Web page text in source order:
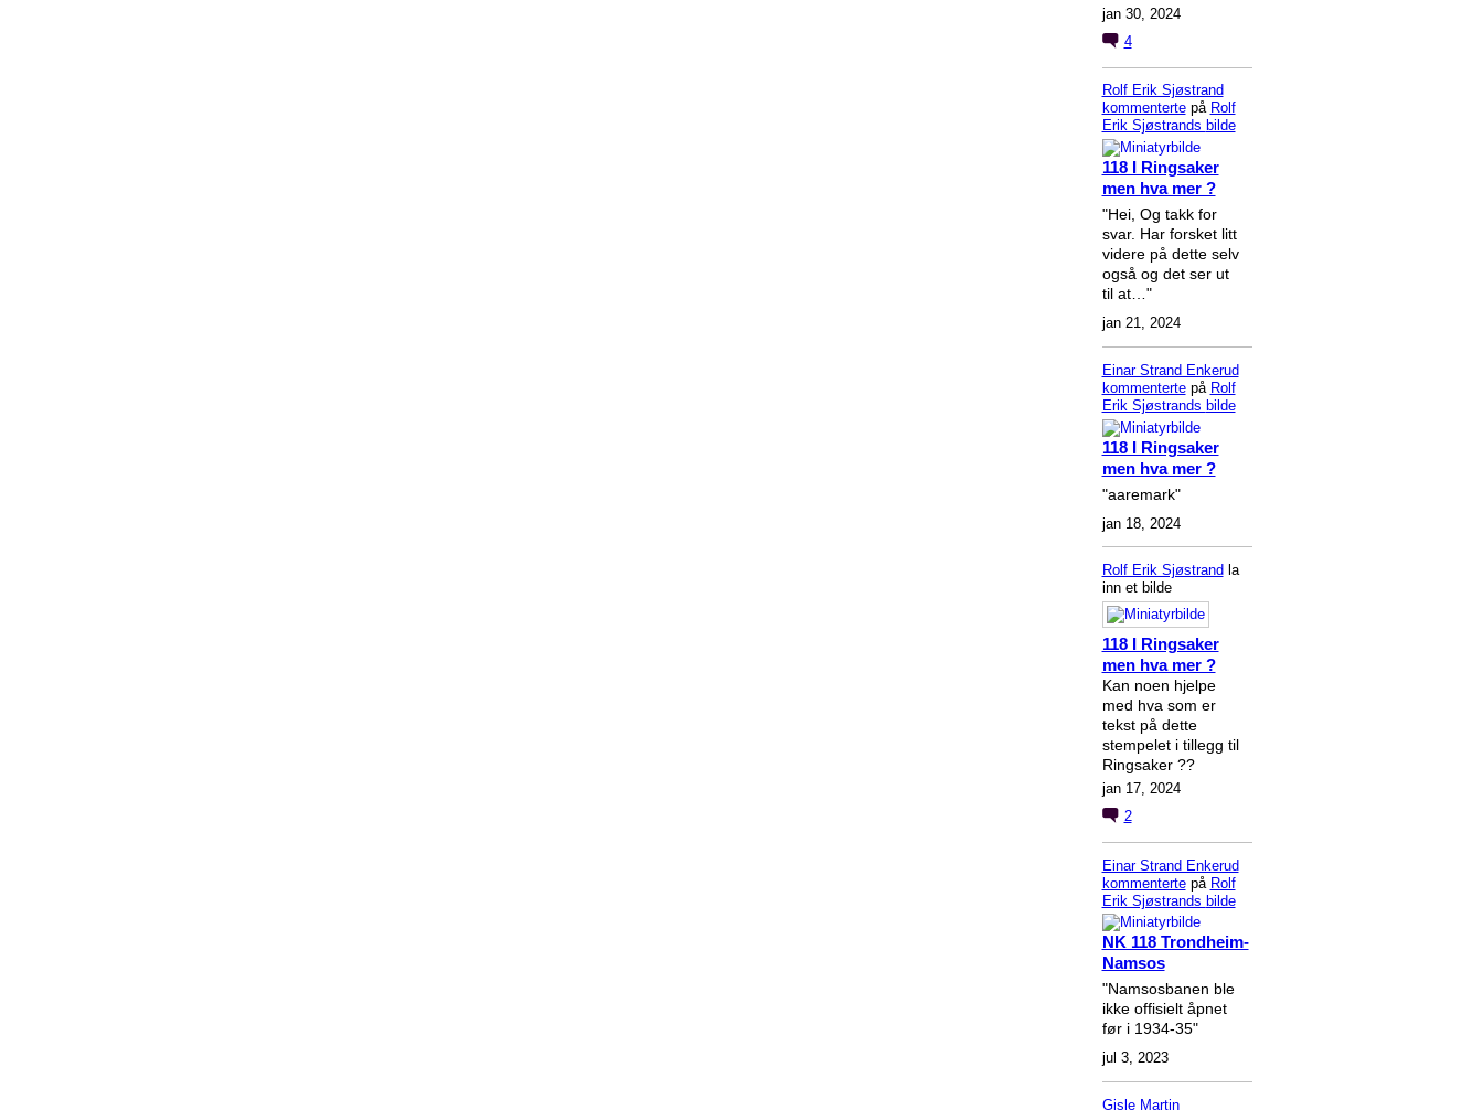
jan 30, 2024
4
Rolf Erik Sjøstrand
kommentertepå Rolf
Erik Sjøstrands bilde
118 I Ringsaker
men hva mer ?
"Hei, Og takk for
svar. Har forsket litt
videre på dette selv
også og det ser ut
til at…"
jan 21, 2024
Einar Strand Enkerud
kommentertepå Rolf
Erik Sjøstrands bilde
118 I Ringsaker
men hva mer ?
"aaremark"
jan 18, 2024
Rolf Erik Sjøstrand la
inn et bilde
118 I Ringsaker
men hva mer ?
Kan noen hjelpe
med hva som er
tekst på dette
stempelet i tillegg til
Ringsaker ??
jan 17, 2024
2
Einar Strand Enkerud
kommentertepå Rolf
Erik Sjøstrands bilde
NK 118 Trondheim-
Namsos
"Namsosbanen ble
ikke offisielt åpnet
før i 1934-35"
jul 3, 2023
Gisle Martin